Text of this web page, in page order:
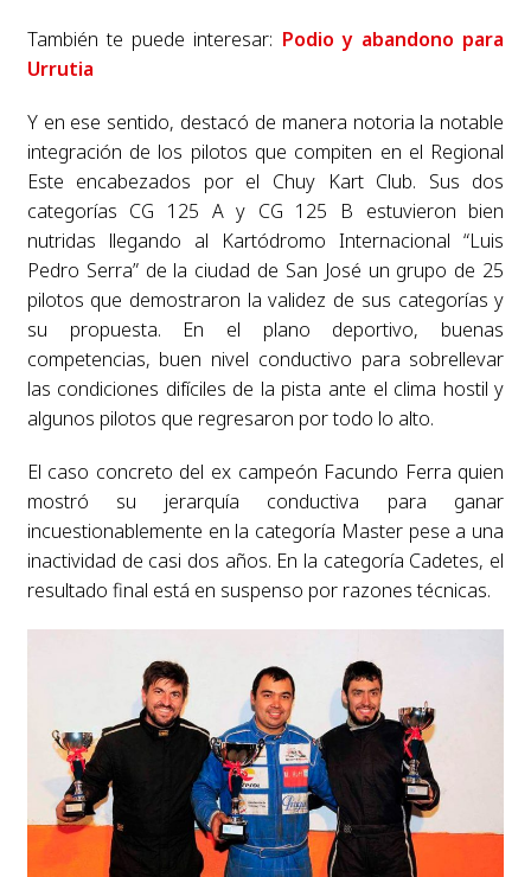
También te puede interesar: Podio y abandono para
Urrutia
Y en ese sentido, destacó de manera notoria la notable
integración de los pilotos que compiten en el Regional
Este encabezados por el Chuy Kart Club. Sus dos
categorías CG 125 A y CG 125 B estuvieron bien
nutridas llegando al Kartódromo Internacional “Luis
Pedro Serra” de la ciudad de San José un grupo de 25
pilotos que demostraron la validez de sus categorías y
su propuesta. En el plano deportivo, buenas
competencias, buen nivel conductivo para sobrellevar
las condiciones difíciles de la pista ante el clima hostil y
algunos pilotos que regresaron por todo lo alto.
El caso concreto del ex campeón Facundo Ferra quien
mostró su jerarquía conductiva para ganar
incuestionablemente en la categoría Master pese a una
inactividad de casi dos años. En la categoría Cadetes, el
resultado final está en suspenso por razones técnicas.